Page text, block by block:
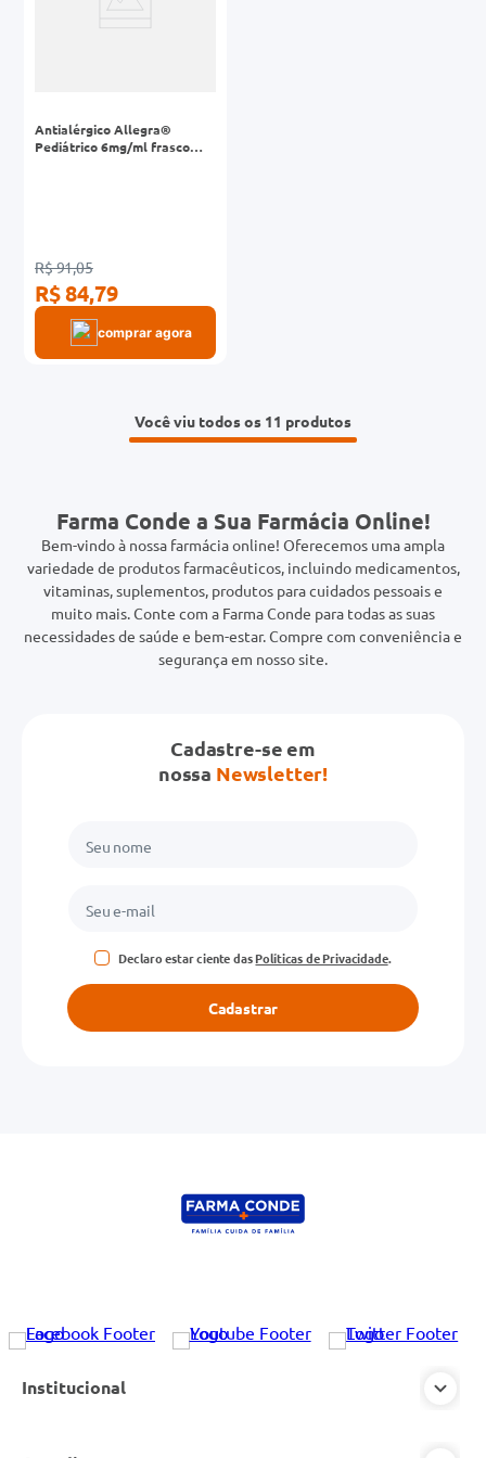
Antialérgico Allegra®
Pediátrico 6mg/ml frasco
R$ 91,05
R$ 84,79
comprar agora
Você viu todos os 11
Farma Conde a Sua Farmácia Online!
Bem-vindo à nossa farmácia online! Oferecemos uma ampla
variedade de produtos farmacêuticos, incluindo medicamentos,
vitaminas, suplementos, produtos para cuidados pessoais e
muito mais. Conte com a Farma Conde para todas as suas
necessidades de saúde e bem-estar. Compre com conveniência e
segurança em nosso site.
Cadastre-se em
nossa Newsletter!
Declaro estar ciente dasPolíticas de Privacidade.
Cadastrar
Institucional